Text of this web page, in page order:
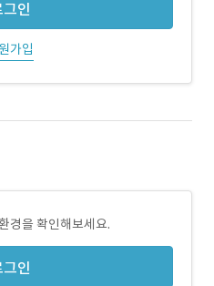
그인
가입
경을 확인해보세요.
그인